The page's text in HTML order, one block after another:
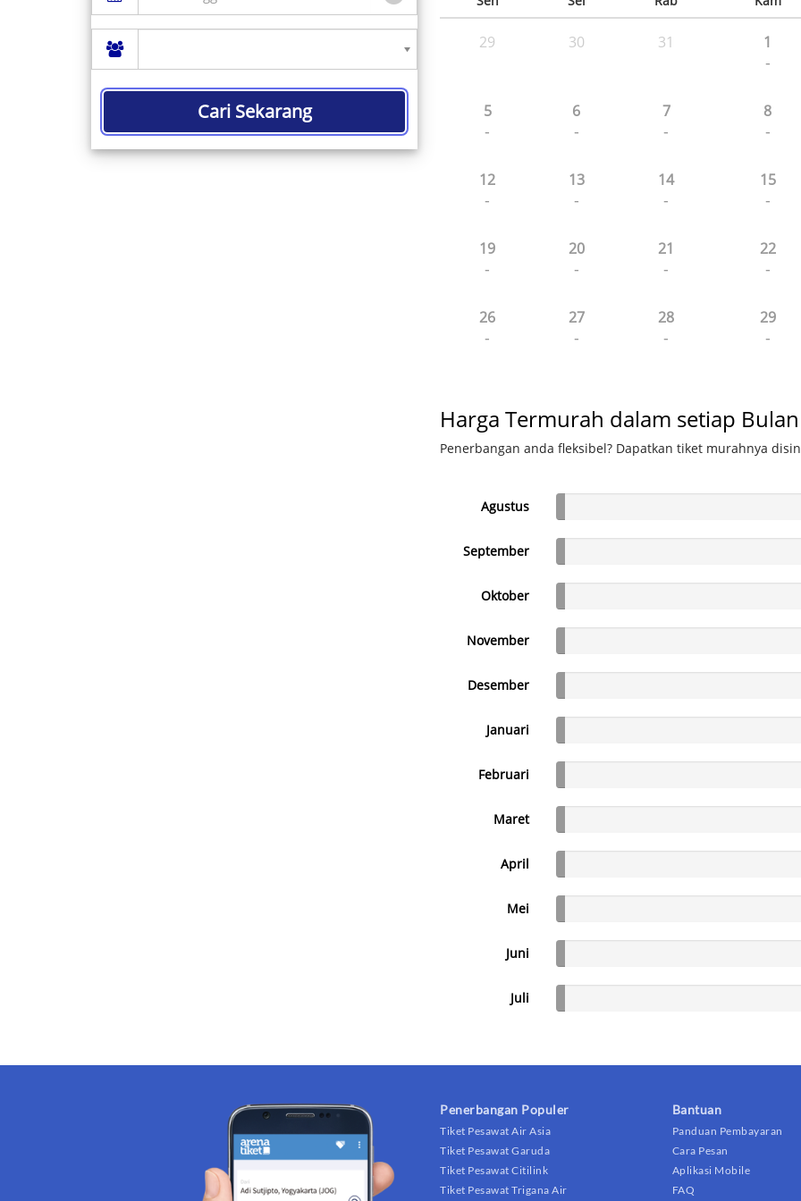
Cari Sekarang
29 30 31 1
-
5
-
6
-
7
-
8
-
12
-
13
-
14
-
15
-
19
-
20
-
21
-
22
-
26
-
27
-
28
-
29
-
Harga Termurah dalam setiap Bulan
Penerbangan anda fleksibel? Dapatkan tiket murahnya
Agustus
September
Oktober
November
Desember
Januari
Februari
Maret
April
Mei
Juni
Juli
Penerbangan Populer
Tiket Pesawat Air Asia
Tiket Pesawat Garuda
Tiket Pesawat Citilink
Tiket Pesawat Trigana Air
Bantuan
Panduan Pembayaran
Cara Pesan
Aplikasi Mobile
FAQ